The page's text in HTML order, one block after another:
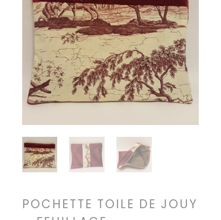
POCHETTE TOILE DE JOUY